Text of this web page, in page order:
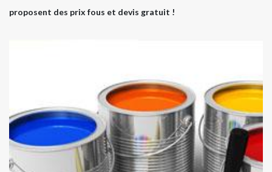
proposent des prix fous et devis gratuit !